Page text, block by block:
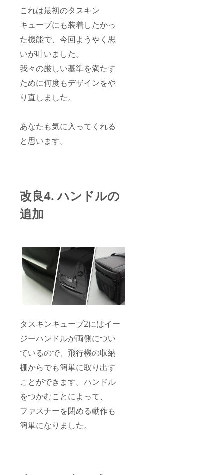
これは最初のタスキン
キューブにも装着したかっ
た機能で、今回ようやく思
いが叶いました。
我々の厳しい基準を満たす
ために何度もデザインをや
り直しました。
あなたも気に入ってくれる
と思います。
改良4. ハンドルの
追加
タスキンキューブ2にはイー
ジーハンドルが両側につい
ているので、飛行機の収納
棚からでも簡単に取り出す
ことができます。ハンドル
をつかむことによって、
ファスナーを閉める動作も
簡単になりました。